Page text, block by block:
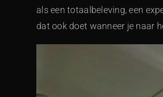
als een totaalbeleving, een
dat ook doet wanneer je naar